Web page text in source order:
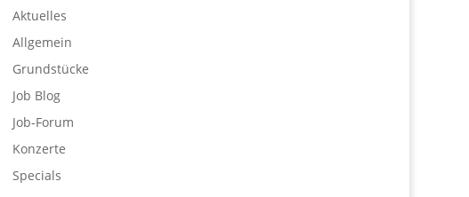
Aktuelles
Allgemein
Grundstücke
Job Blog
Job-Forum
Konzerte
Specials